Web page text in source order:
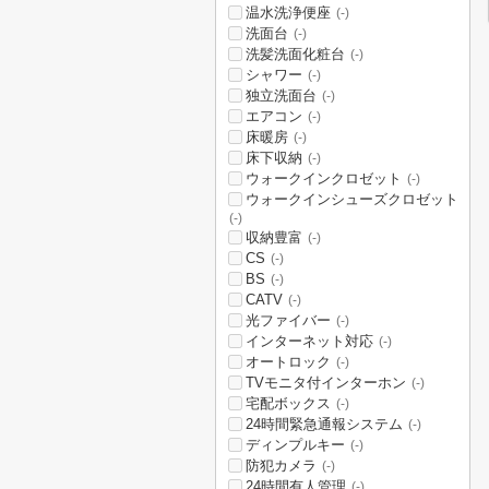
温水洗浄便座 (-)
洗面台 (-)
洗髪洗面化粧台 (-)
シャワー (-)
独立洗面台 (-)
エアコン (-)
床暖房 (-)
床下収納 (-)
ウォークインクロゼット (-)
ウォークインシューズクロゼット
(-)
収納豊富 (-)
CS (-)
BS (-)
CATV (-)
光ファイバー (-)
インターネット対応 (-)
オートロック (-)
TVモニタ付インターホン (-)
宅配ボックス (-)
24時間緊急通報システム (-)
ディンプルキー (-)
防犯カメラ (-)